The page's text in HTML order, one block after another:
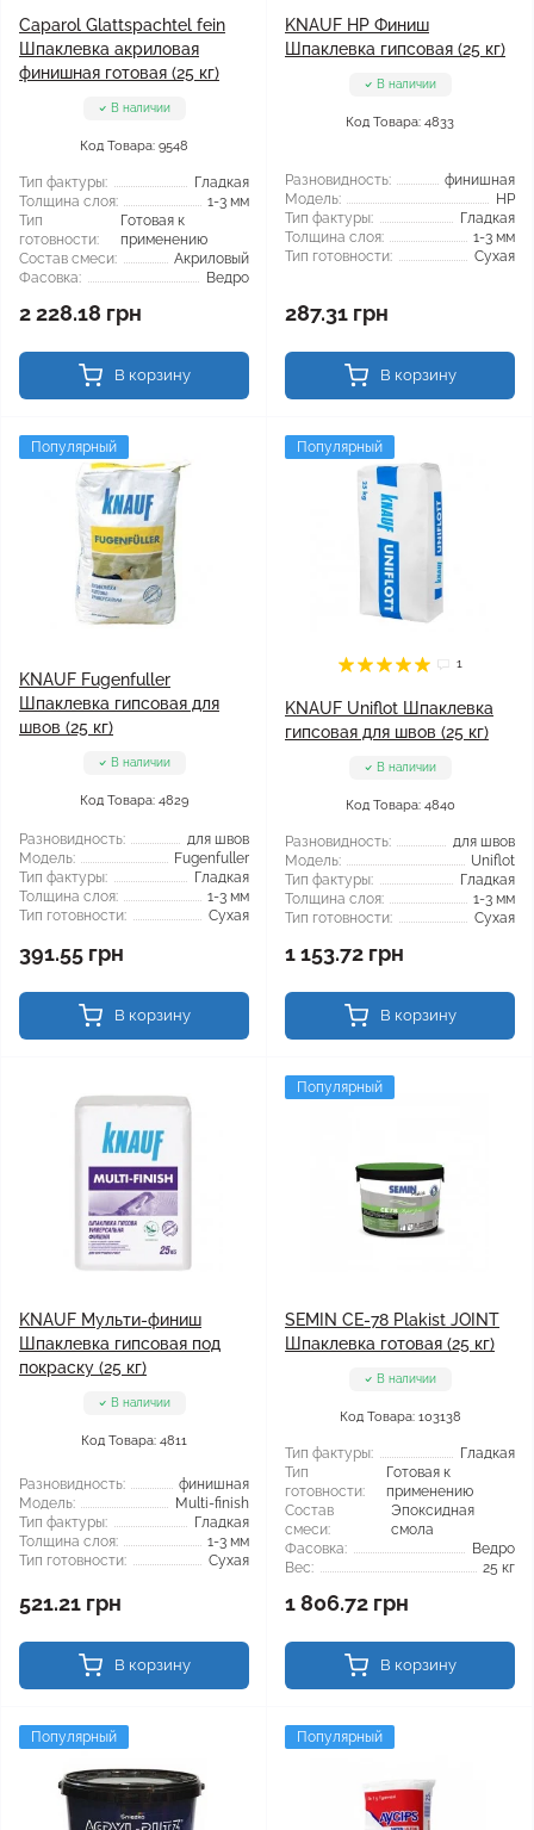
Caparol Glattspachtel fein
Шпаклевка акриловая
финишная готовая (25 кг)
В наличии
Код Товара: 9548
Тип фактуры:
Гладкая
Толщина слоя:
1-3 мм
Тип
готовности:
Готовая к
применению
Состав смеси:
Акриловый
Фасовка:
Ведро
2 228.18 грн
В корзину
KNAUF HP Финиш
Шпаклевка гипсовая (25 кг)
В наличии
Код Товара: 4833
Разновидность:
финишная
Модель:
HP
Тип фактуры:
Гладкая
Толщина слоя:
1-3 мм
Тип готовности:
Сухая
287.31 грн
В корзину
Популярный
KNAUF Fugenfuller
Шпаклевка гипсовая для
швов (25 кг)
В наличии
Код Товара: 4829
Разновидность:
для швов
Модель:
Fugenfuller
Тип фактуры:
Гладкая
Толщина слоя:
1-3 мм
Тип готовности:
Сухая
391.55 грн
В корзину
Популярный
1
KNAUF Uniflot Шпаклевка
гипсовая для швов (25 кг)
В наличии
Код Товара: 4840
Разновидность:
для швов
Модель:
Uniflot
Тип фактуры:
Гладкая
Толщина слоя:
1-3 мм
Тип готовности:
Сухая
1 153.72 грн
В корзину
KNAUF Мульти-финиш
Шпаклевка гипсовая под
покраску (25 кг)
В наличии
Код Товара: 4811
Разновидность:
финишная
Модель:
Multi-finish
Тип фактуры:
Гладкая
Толщина слоя:
1-3 мм
Тип готовности:
Сухая
521.21 грн
В корзину
Популярный
SEMIN СЕ-78 Plakist JOINT
Шпаклевка готовая (25 кг)
В наличии
Код Товара: 103138
Тип фактуры:
Гладкая
Тип
готовности:
Готовая к
применению
Состав
смеси:
Эпоксидная
смола
Фасовка:
Ведро
Вес:
25 кг
1 806.72 грн
В корзину
Популярный Популярный